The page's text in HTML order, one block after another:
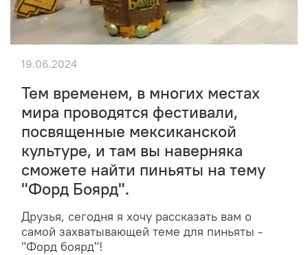
Тем временем, в многих местах
мира проводятся фестивали,
посвященные мексиканской
культуре, и там вы наверняка
сможете найти пиньяты на тему
"Форд Боярд".
Друзья, сегодня я хочу рассказать вам о
самой захватывающей теме для пиньяты -
"Форд боярд"!
19.06.2024